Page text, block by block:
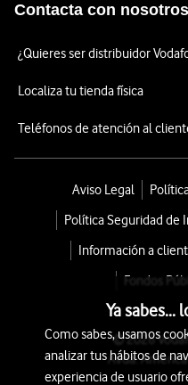
Contacta con nosotros
¿Quieres ser distribuidor
Localiza tu tienda física
Teléfonos de atención al
Aviso Legal
Política Seguridad de
Información a
Fondos
© 2026
Avda.
Ya sabes...
Como sabes, usamos
analizar tus hábitos de
experiencia de usuario